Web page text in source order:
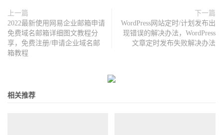
上一篇
2022最新使用网易企业邮箱申请
免费域名邮箱详细图文教程分
享，免费注册/申请企业域名邮
箱教程
下一篇
WordPress网站定时/计划发布出
现错误的解决办法，WordPress
文章定时发布失败解决办法
相关推荐